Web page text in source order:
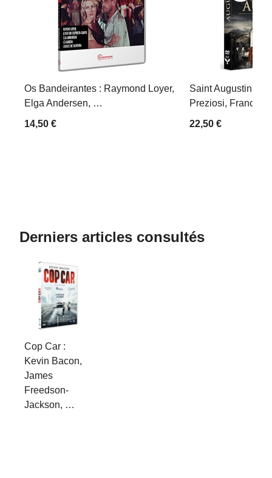
Os Bandeirantes : Raymond Loyer,
Elga Andersen, …
14,50 €
Saint Augustin :
Preziosi, Franco
22,50 €
Derniers articles consultés
Cop Car :
Kevin Bacon,
James
Freedson-
Jackson, …